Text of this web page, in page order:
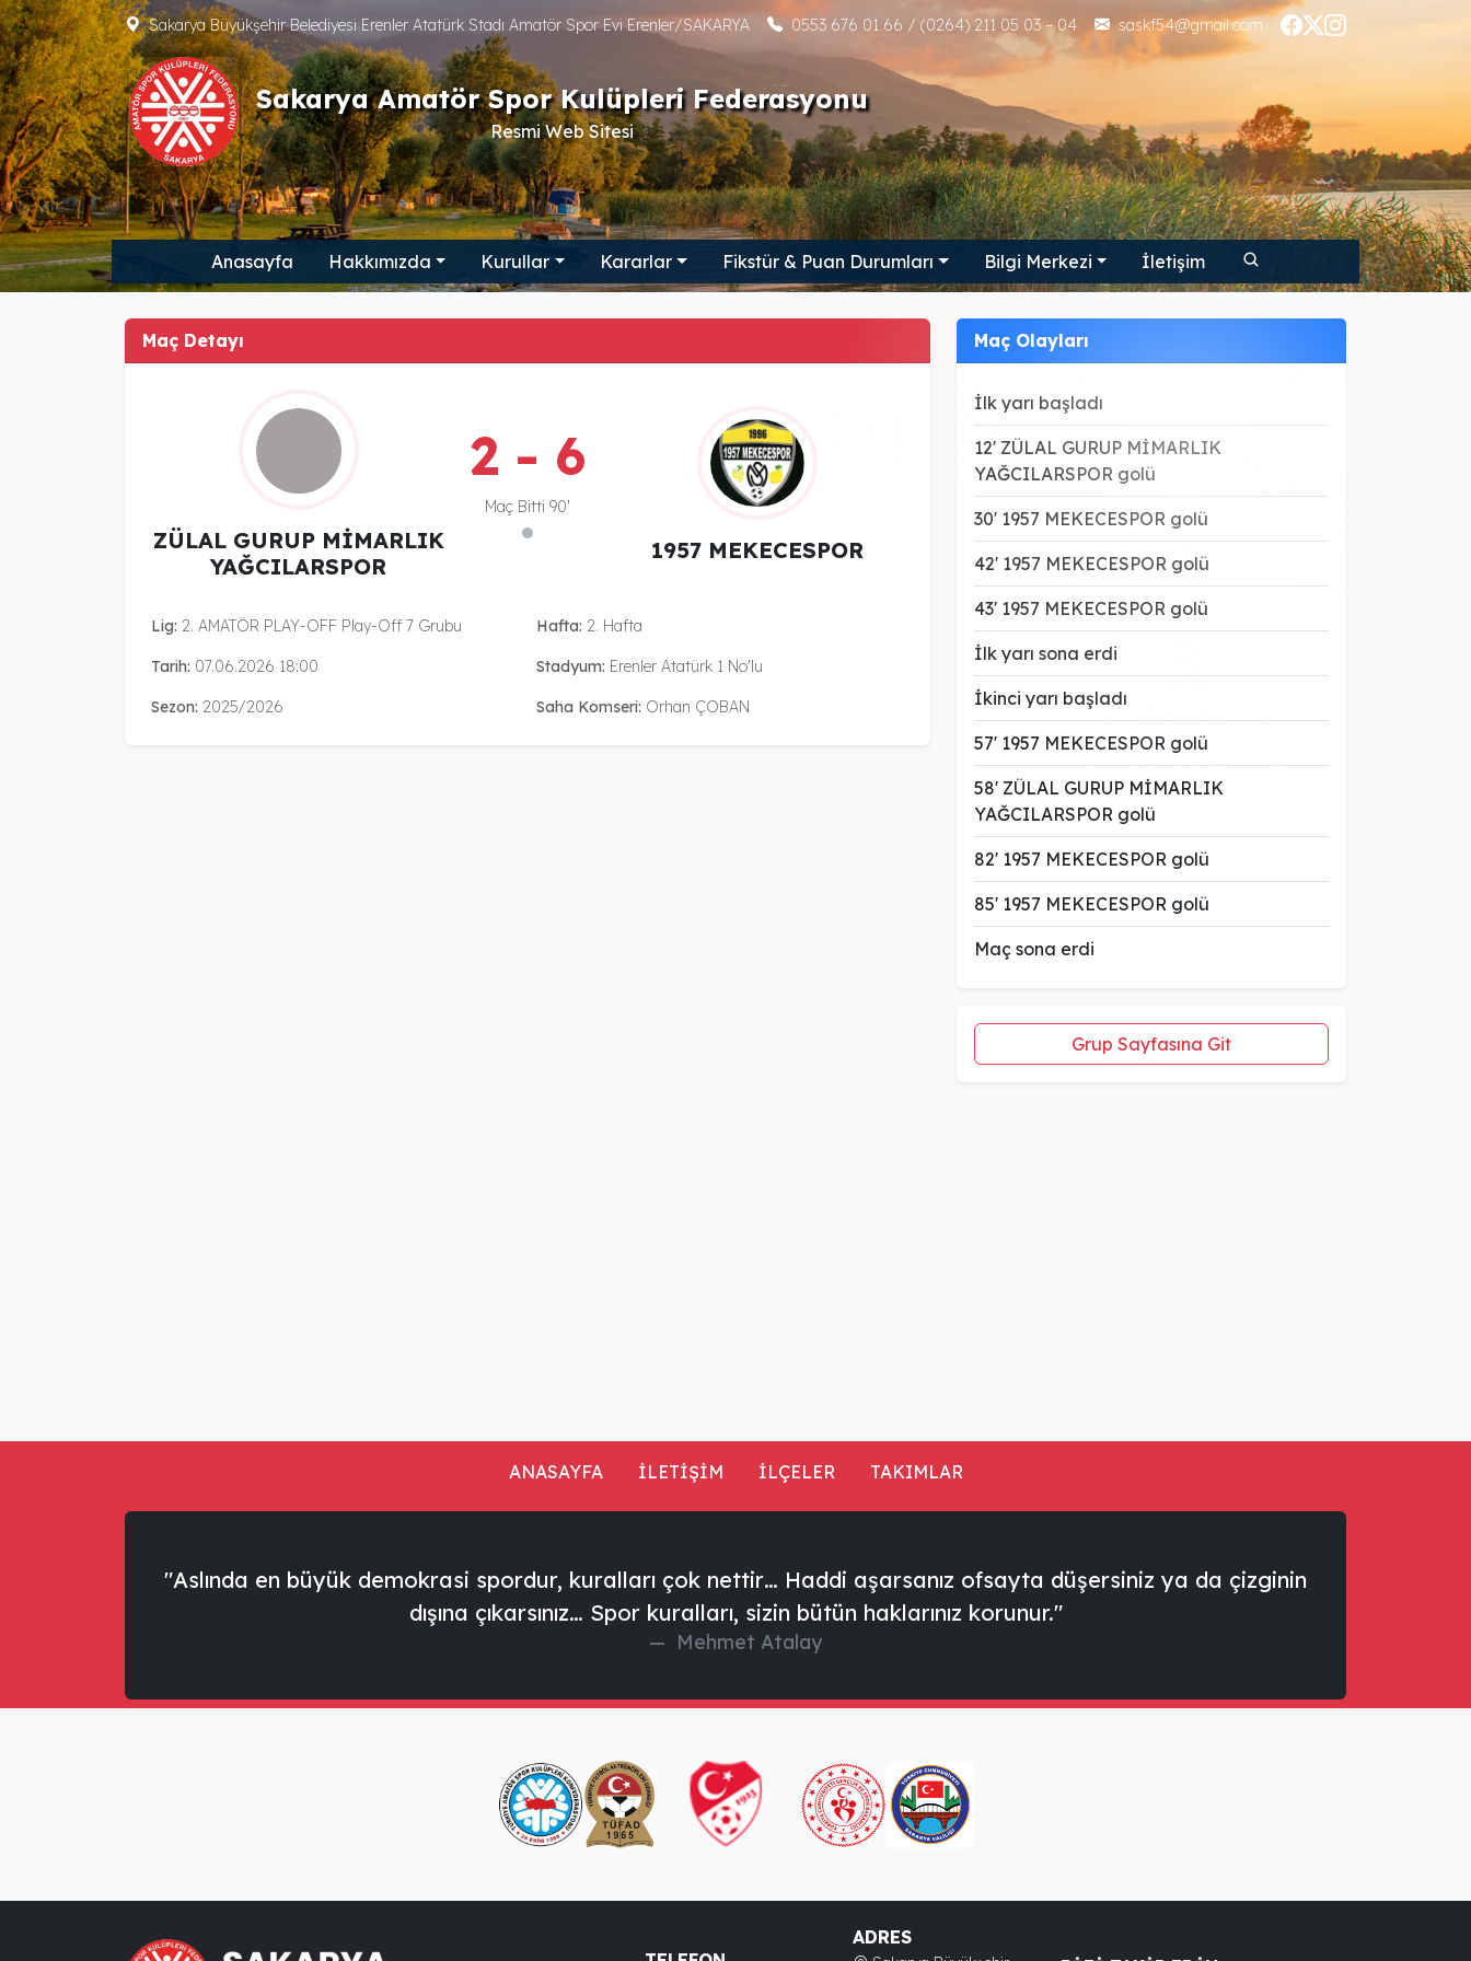
Sakarya Büyükşehir Belediyesi Erenler Atatürk Stadı Amatör Spor Evi Erenler/SAKARYA 0553 676 01 66 / (0264) 211 05 03 – 04 saskf54@gmail.com
Sakarya Amatör Spor Kulüpleri Federasyonu
Resmi Web Sitesi
Anasayfa Hakkımızda Kurullar Kararlar Fikstür & Puan Durumları Bilgi Merkezi İletişim
Maç Detayı
ZÜLAL GURUP MİMARLIK
YAĞCILARSPOR
2 - 6
Maç Bitti 90'
1957 MEKECESPOR
Lig: 2. AMATÖR PLAY-OFF Play-Off 7 Grubu Hafta: 2. Hafta
Tarih: 07.06.2026 18:00 Stadyum: Erenler Atatürk 1 No'lu
Sezon: 2025/2026 Saha Komseri: Orhan ÇOBAN
Maç Olayları
İlk yarı başladı
12' ZÜLAL GURUP MİMARLIK
YAĞCILARSPOR golü
30' 1957 MEKECESPOR golü
42' 1957 MEKECESPOR golü
43' 1957 MEKECESPOR golü
İlk yarı sona erdi
İkinci yarı başladı
57' 1957 MEKECESPOR golü
58' ZÜLAL GURUP MİMARLIK
YAĞCILARSPOR golü
82' 1957 MEKECESPOR golü
85' 1957 MEKECESPOR golü
Maç sona erdi
Grup Sayfasına Git
ANASAYFA İLETİŞİM İLÇELER TAKIMLAR
"Aslında en büyük demokrasi spordur, kuralları çok nettir… Haddi aşarsanız ofsayta düşersiniz ya da çizginin
dışına çıkarsınız… Spor kuralları, sizin bütün haklarınız korunur."
Mehmet Atalay
ADRES